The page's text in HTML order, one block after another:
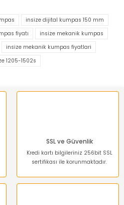
noktaları öneri formunu
ederiz.
veya görüntülenemiyor.
bilgiler bulunuyor.
daha pahalı.
Gönder
insize dijital kumpas 150 mm
fiyatı
insize mekanik kumpas
insize mekanik kumpas fiyatlari
1205-1502s
SSL ve Güvenlik
Kredi kartı bilgileriniz 256bit SSL
sertifikası ile korunmaktadır.